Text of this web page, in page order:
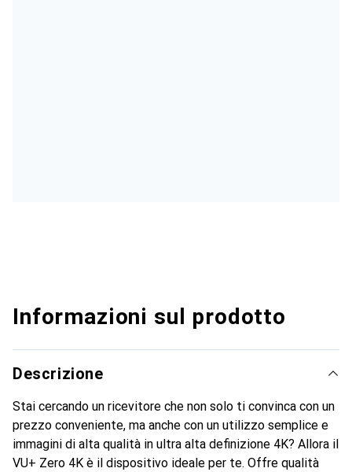
Informazioni sul prodotto
Descrizione
Stai cercando un ricevitore che non solo ti convinca con un
prezzo conveniente, ma anche con un utilizzo semplice e
immagini di alta qualità in ultra alta definizione 4K? Allora il
VU+ Zero 4K è il dispositivo ideale per te. Offre qualità